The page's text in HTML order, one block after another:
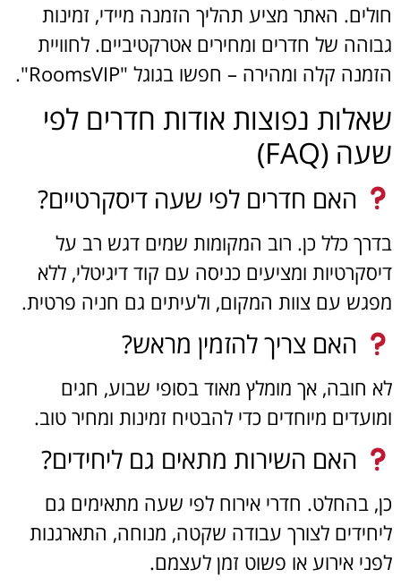
חולים. האתר מציע תהליך הזמנה מיידי, זמינות
גבוהה של חדרים ומחירים אטרקטיביים. לחוויית
הזמנה קלה ומהירה – חפשו בגוגל "RoomsVIP".
שאלות נפוצות אודות חדרים לפי
שעה (FAQ)
האם חדרים לפי שעה דיסקרטיים?
בדרך כלל כן. רוב המקומות שמים דגש רב על
דיסקרטיות ומציעים כניסה עם קוד דיגיטלי, ללא
מפגש עם צוות המקום, ולעיתים גם חניה פרטית.
האם צריך להזמין מראש?
לא חובה, אך מומלץ מאוד בסופי שבוע, חגים
ומועדים מיוחדים כדי להבטיח זמינות ומחיר טוב.
האם השירות מתאים גם ליחידים?
כן, בהחלט. חדרי אירוח לפי שעה מתאימים גם
ליחידים לצורך עבודה שקטה, מנוחה, התארגנות
לפני אירוע או פשוט זמן לעצמם.